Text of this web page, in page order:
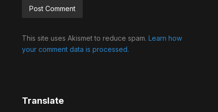
This site uses Akismet to reduce spam. Learn how
your comment data is processed.
Translate